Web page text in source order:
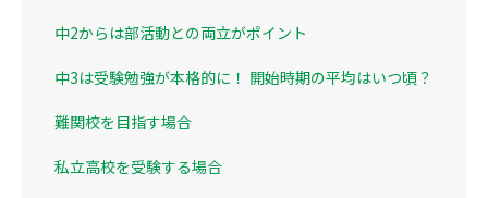
中2からは部活動との両立がポイント
中3は受験勉強が本格的に！ 開始時期の平均はいつ頃？
難関校を目指す場合
私立高校を受験する場合